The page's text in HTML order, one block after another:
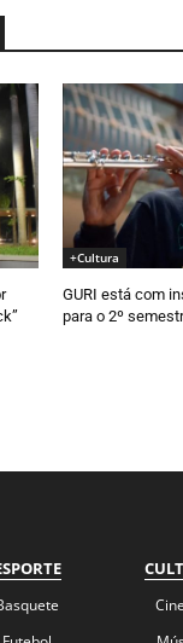
+Cultura
GURI está com
para o 2º